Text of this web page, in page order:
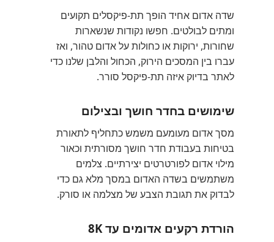
שדה אדום אחיד הופך תת-פיקסלים תקועים
ומתים לבולטים. חפשו נקודות שנשארות
שחורות, ירוקות או כחולות על אדום טהור, ואז
עברו בין המסכים הירוק, הכחול והלבן שלנו כדי
לאתר בדיוק איזה תת-פיקסל סורר.
שימושים בחדר חושך ובצילום
מסך אדום מעומעם משמש כתחליף לתאורת
בטיחות בעבודת חדר חושך מסורתית וכאור
מילוי אדום לפורטרטים יצירתיים. צלמים
משתמשים בשדה האדום במסך מלא גם כדי
לבדוק את תגובת הצבע של מצלמה או סורק.
הורדת רקעים אדומים עד 8K